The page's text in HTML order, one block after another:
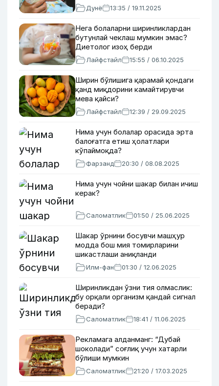
Дунё 13:35 / 19.11.2025
Нега болаларни ширинликлардан
бутунлай чеклаш мумкин эмас?
Диетолог изоҳ берди
Лайфстайл 15:55 / 06.10.2025
Ширин бўлишига қарамай қондаги
қанд миқдорини камайтирувчи
мева қайси?
Лайфстайл 12:39 / 29.09.2025
Нима учун болалар орасида эрта
балоғатга етиш ҳолатлари
кўпаймоқда?
Фарзанд 20:30 / 08.08.2025
Нима учун чойни шакар билан ичиш
керак?
Саломатлик 01:50 / 25.06.2025
Шакар ўрнини босувчи машҳур
модда бош мия томирларини
шикастлаши аниқланди
Илм-фан 01:30 / 12.06.2025
Ширинликдан ўзни тия олмаслик:
бу орқали организм қандай сигнал
беради?
Саломатлик 18:41 / 11.06.2025
Рекламага алданманг: “Дубай
шоколади” соғлиқ учун хатарли
бўлиши мумкин
Саломатлик 21:20 / 17.03.2025